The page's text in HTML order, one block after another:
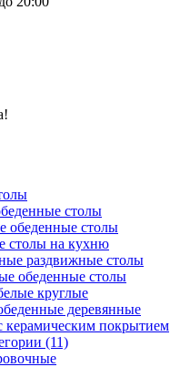
столы
обеденные столы
столы на кухню
раздвижные столы
обеденные столы
круглые
деревянные
керамическим покрытием
(11)